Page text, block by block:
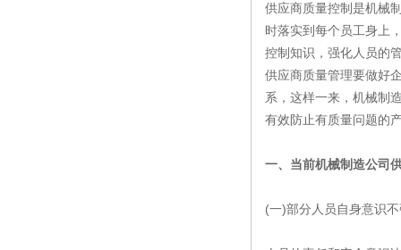
供应商质量控制是机械
时落实到每个员工身上
控制知识，强化人员的
供应商质量管理要做好
系，这样一来，机械制
有效防止有质量问题的
一、当前机械制造公司
(一)部分人员自身意识